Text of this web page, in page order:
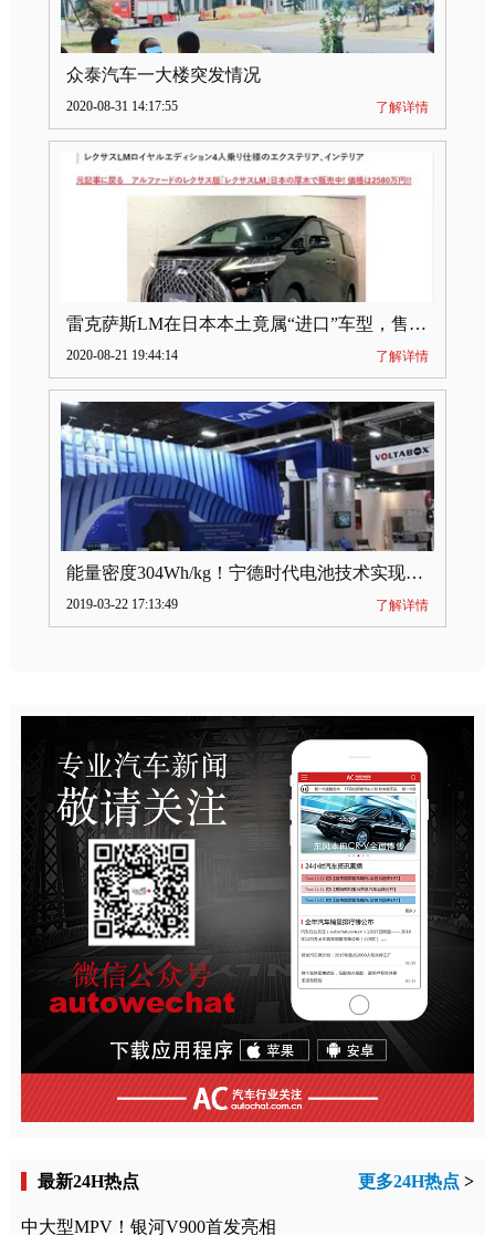
众泰汽车一大楼突发情况
2020-08-31 14:17:55 了解详情
雷克萨斯LM在日本本土竟属“进口”车型，售价2580万日元
2020-08-21 19:44:14 了解详情
能量密度304Wh/kg！宁德时代电池技术实现突破
2019-03-22 17:13:49 了解详情
最新24H热点 更多24H热点 >
中大型MPV！银河V900首发亮相